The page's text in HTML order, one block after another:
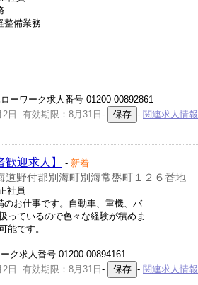
整備業務
ーワーク求人番号 01200-00892861
2日 有効期限：8月31日 - - 関連求人情報
迎求人】 - 新着
道野付郡別海町別海常盤町１２６番地
社員
お仕事です。自動車、重機、バ
っているので色々な経験が積めま
能です。
ク求人番号 01200-00894161
2日 有効期限：8月31日 - - 関連求人情報